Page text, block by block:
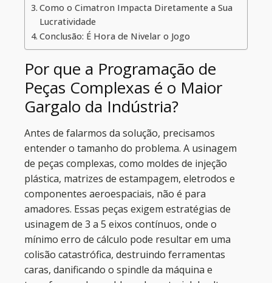
Como o Cimatron Impacta Diretamente a Sua
Lucratividade
Conclusão: É Hora de Nivelar o Jogo
Por que a Programação de
Peças Complexas é o Maior
Gargalo da Indústria?
Antes de falarmos da solução, precisamos
entender o tamanho do problema. A usinagem
de peças complexas, como moldes de injeção
plástica, matrizes de estampagem, eletrodos e
componentes aeroespaciais, não é para
amadores. Essas peças exigem estratégias de
usinagem de 3 a 5 eixos contínuos, onde o
mínimo erro de cálculo pode resultar em uma
colisão catastrófica, destruindo ferramentas
caras, danificando o spindle da máquina e